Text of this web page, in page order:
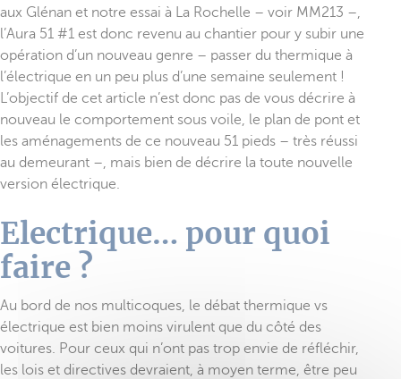
aux Glénan et notre essai à La Rochelle – voir MM213 –,
l’Aura 51 #1 est donc revenu au chantier pour y subir une
opération d’un nouveau genre – passer du thermique à
l’électrique en un peu plus d’une semaine seulement !
L’objectif de cet article n’est donc pas de vous décrire à
nouveau le comportement sous voile, le plan de pont et
les aménagements de ce nouveau 51 pieds – très réussi
au demeurant –, mais bien de décrire la toute nouvelle
version électrique.
Electrique… pour quoi
faire ?
Au bord de nos multicoques, le débat thermique vs
électrique est bien moins virulent que du côté des
voitures. Pour ceux qui n’ont pas trop envie de réfléchir,
les lois et directives devraient, à moyen terme, être peu